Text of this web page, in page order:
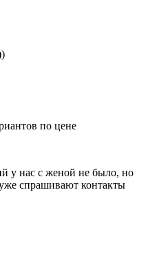
по цене
у нас с женой не было, но
спрашивают контакты